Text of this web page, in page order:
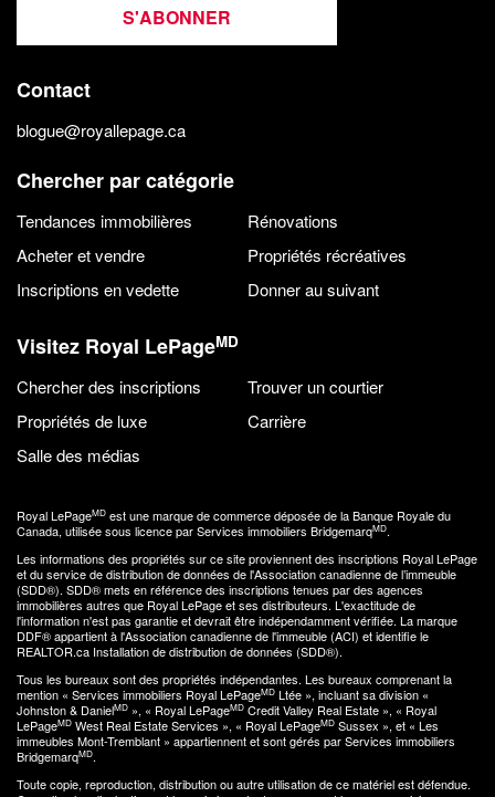
S'ABONNER
Contact
blogue@royallepage.ca
Chercher par catégorie
Tendances immobilières
Rénovations
Acheter et vendre
Propriétés récréatives
Inscriptions en vedette
Donner au suivant
Visitez Royal LePageMD
Chercher des inscriptions
Trouver un courtier
Propriétés de luxe
Carrière
Salle des médias
Royal LePageMD est une marque de commerce déposée de la Banque Royale du
Canada, utilisée sous licence par Services immobiliers BridgemarqMD.
Les informations des propriétés sur ce site proviennent des inscriptions Royal LePage
et du service de distribution de données de l'Association canadienne de l’immeuble
(SDD®). SDD® mets en référence des inscriptions tenues par des agences
immobilières autres que Royal LePage et ses distributeurs. L'exactitude de
l'information n'est pas garantie et devrait être indépendamment vérifiée. La marque
DDF® appartient à l'Association canadienne de l'immeuble (ACI) et identifie le
REALTOR.ca Installation de distribution de données (SDD®).
Tous les bureaux sont des propriétés indépendantes. Les bureaux comprenant la
mention « Services immobiliers Royal LePageMD Ltée », incluant sa division «
Johnston & DanielMD », « Royal LePageMD Credit Valley Real Estate », « Royal
LePageMD West Real Estate Services », « Royal LePageMD Sussex », et « Les
immeubles Mont-Tremblant » appartiennent et sont gérés par Services immobiliers
BridgemarqMD.
Toute copie, reproduction, distribution ou autre utilisation de ce matériel est défendue.